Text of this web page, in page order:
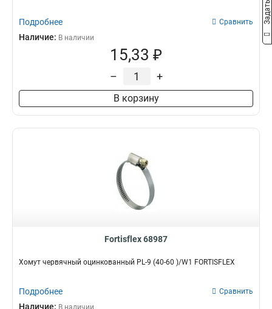
Подробнее Сравнить
Наличие: В наличии
15,33 ₽
– +
В корзину
Fortisflex 68987
Хомут червячный оцинкованный PL-9 (40-60 )/W1 FORTISFLEX
Подробнее Сравнить
Наличие: В наличии